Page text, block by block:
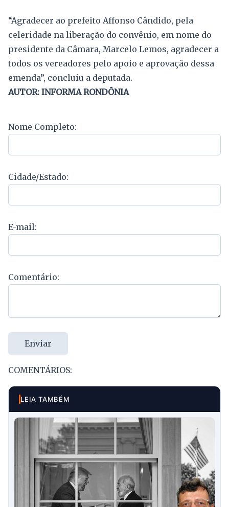
“Agradecer ao prefeito Affonso Cândido, pela
celeridade na liberação do convênio, em nome do
presidente da Câmara, Marcelo Lemos, agradecer a
todos os vereadores pelo apoio e aprovação dessa
emenda”, concluiu a deputada.
AUTOR: INFORMA RONDÔNIA
Nome Completo:
Cidade/Estado:
E-mail:
Comentário:
Enviar
COMENTÁRIOS:
LEIA TAMBÉM